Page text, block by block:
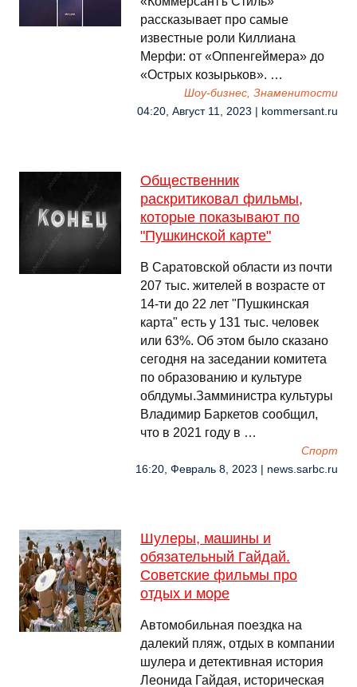
рассказывает про самые
известные роли Киллиана
Мерфи: от «Оппенгеймера» до
«Острых козырьков». …
Шоу-бизнес, Знаменитости
04:20, Август 11, 2023 | kommersant.ru
Общественник
раскритиковал фильмы,
которые показывают по
"Пушкинской карте"
В Саратовской области из почти
207 тыс. жителей в возрасте от
14-ти до 22 лет "Пушкинская
карта" есть у 131 тыс. человек
или 63%. Об этом было сказано
сегодня на заседании комитета
по образованию и культуре
облдумы.Замминистра культуры
Владимир Баркетов сообщил,
что в 2021 году в …
Спорт
16:20, Февраль 8, 2023 | news.sarbc.ru
Шулеры, машины и
обязательный Гайдай.
Советские фильмы про
отдых и море
Автомобильная поездка на
далекий пляж, отдых в компании
шулера и детективная история
Леонида Гайдая, историческая